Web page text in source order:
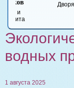
Дворянское гнездо
водных
1 августа 2025